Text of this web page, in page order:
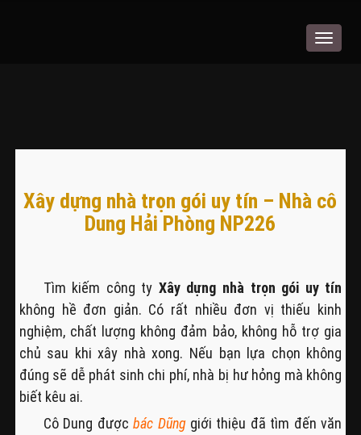
Toggle
Xây dựng nhà trọn gói uy tín – Nhà cô
Dung Hải Phòng NP226
Tìm kiếm công ty Xây dựng nhà trọn gói uy tín
không hề đơn giản. Có rất nhiều đơn vị thiếu kinh
nghiệm, chất lượng không đảm bảo, không hỗ trợ gia
chủ sau khi xây nhà xong. Nếu bạn lựa chọn không
đúng sẽ dễ phát sinh chi phí, nhà bị hư hỏng mà không
biết kêu ai.
Cô Dung đượcbác Dũnggiới thiệu đã tìm đến văn